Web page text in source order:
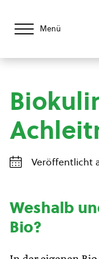
Menü
Veröffentlicht
Weshalb
Bio?